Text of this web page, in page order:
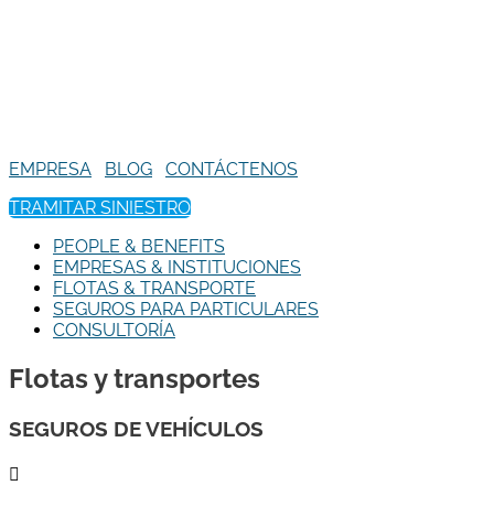
EMPRESA BLOG
CONTÁCTENOS
TRAMITAR SINIESTRO
PEOPLE & BENEFITS
EMPRESAS & INSTITUCIONES
FLOTAS & TRANSPORTE
SEGUROS PARA PARTICULARES
CONSULTORÍA
Flotas y transportes
SEGUROS DE VEHÍCULOS
